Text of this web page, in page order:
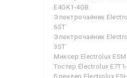
E4GK1-4GB
Электрочайник
6ST
Электрочайник
3ST
Миксер Electrolux
Тостер Electrolux E7T1-
Блендер Electrolux